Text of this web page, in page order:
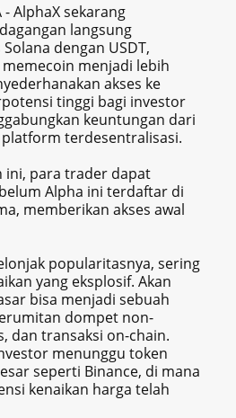
- AlphaX sekarang
langsung
dengan USDT,
menjadi lebih
akses ke
tinggi bagi investor
keuntungan dari
terdesentralisasi.
ini, para trader dapat
Alpha ini terdaftar di
memberikan akses awal
popularitasnya, sering
yang eksplosif. Akan
bisa menjadi sebuah
dompet non-
dan transaksi on-chain.
menunggu token
seperti Binance, di mana
kenaikan harga telah